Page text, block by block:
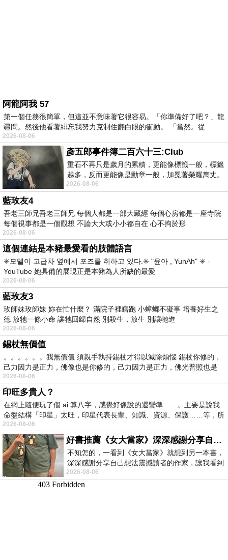
阿龍阿我 57
第一個任務很簡單，但這並不意味著它很容易。「你準備好了吧？」龍
疆問。然後他看著緋忘我努力克制住翻白眼的衝動。 「當然。從
2026-08-06
彥五郎事件簿二百六十三:Club
重石不再只是歲月的累積，更能像標籤一般，標籤
越多，反而更能像是勳章一般，加冕著榮耀萬丈。
習慣一如縱容，成了再難輕輕放下的罪證
2026-08-06
藍玫友4
吾老三師兄吾老三師兄 每個人都是一部大藏經 每個心房都是一座寺院
每個視事都是一個觀想 不論大大或小小都自在 心不拘於形
2026-08-06
這個連結是本豬最愛看的肢體語言
✳️모델이 고급차 옆에서 포즈를 취하고 있다.✳️ "윤아 , YunAh" ✳️ -
YouTube 她具備的展現正是本豬為人所缺的最愛
2026-08-06
藍玫友3
玫師妹玫師妹 妳在忙什麼？ 滿院子裡瞎跑 小蟑螂不礙事 培養好生之
德 放牠一條小命 讓牠回歸自然 別殺生，放生 別讓牠進
2026-08-06
錫杖無價值
。。。。。。我無價值 須親手執持錫杖才得以滅除煩惱 錫杖你修的，
己力因力是正力，佛像也是你修的，己力因力是正力，佛光普照也是
2026-08-06
印旺多貴人？
在網上隨便玩了個 ai 算八字，感覺好像說的還蠻準……。主要是說我
命盤結構「印星」太旺，印星代表長輩、知識、資源、保護……等，所
2026-08-06
好書推薦《女大當家》深深感謝分享自己想法震撼讀者的作家，讓我看到不同樣貌的家庭！
不知怎的，一看到《女大當家》就想到另一本書，
深深感謝分享自己想法震撼讀者的作家，讓我看到
不同樣貌的家庭！ 《女大
2026-08-06